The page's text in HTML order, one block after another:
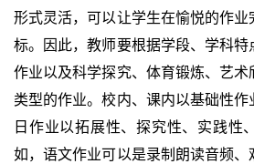
形式灵活，可以让学生在愉悦的作业
标。因此，教师要根据学段、学科
作业以及科学探究、体育锻炼、艺术
类型的作业。校内、课内以基础性
日作业以拓展性、探究性、实践性
如，语文作业可以是录制朗读音频